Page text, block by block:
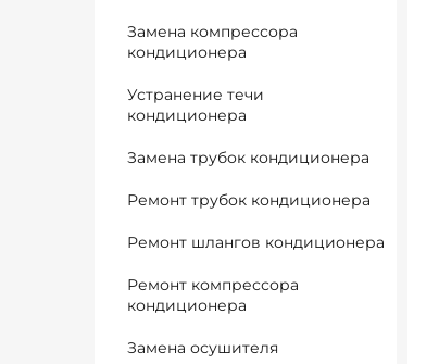
Замена компрессора
кондиционера
Устранение течи
кондиционера
Замена трубок кондиционера
Ремонт трубок кондиционера
Ремонт шлангов кондиционера
Ремонт компрессора
кондиционера
Замена осушителя